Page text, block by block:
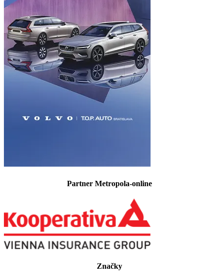
Partner Metropola-online
Značky